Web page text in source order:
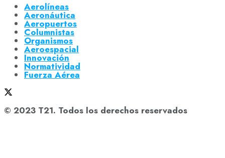
Aerolíneas
Aeronáutica
Aeropuertos
Columnistas
Organismos
Aeroespacial
Innovación
Normatividad
Fuerza Aérea
© 2023 T21. Todos los derechos reservados